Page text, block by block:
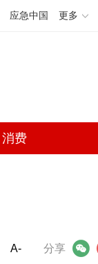
应急中国 更多
消费
分享
微信 微博
A-